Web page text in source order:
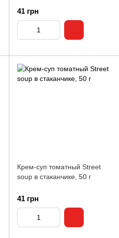
41 грн
Крем-суп томатный Street
soup в стаканчике, 50 г
41 грн